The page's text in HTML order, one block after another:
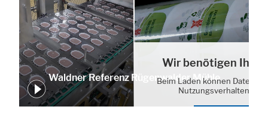
Waldner Referenz Rügenwalder Mühle
Wir benötigen Ihre
Beim Laden können Daten
Nutzungsverhalten